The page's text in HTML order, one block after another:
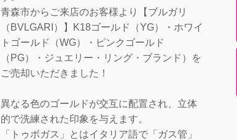
青森市からご来店のお客様より【ブルガリ
（BVLGARI）】K18ゴールド（YG）・ホワイ
トゴールド（WG）・ピンクゴールド
（PG）・ジュエリー・リング・ブランド）を
ご売却いただきました！
異なる色のゴールドが交互に配置され、立体
的で洗練された印象を与えます。
「トゥボガス」とはイタリア語で「ガス管」